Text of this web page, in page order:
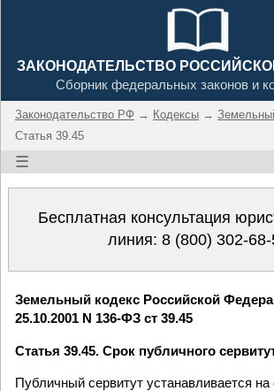
ЗАКОНОДАТЕЛЬСТВО
Сборник федеральных законов и
Законодательство РФ → Кодексы →
Статья 39.45
☰
Бесплатная консультация
линия: 8 (800) 302-
Земельный кодекс Российской
25.10.2001 N 136-ФЗ ст 39.45
Статья 39.45. Срок публичного
Публичный сервитут устанавливается на